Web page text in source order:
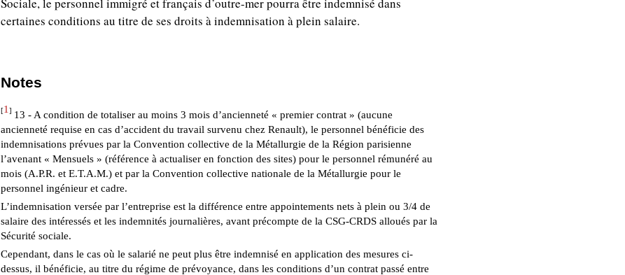
Sociale, le personnel immigré et français d’outre-mer pourra être indemnisé dans
certaines conditions au titre de ses droits à indemnisation à plein salaire.
Notes
[1 ] 13 - A condition de totaliser au moins 3 mois d’ancienneté « premier contrat » (aucune
ancienneté requise en cas d’accident du travail survenu chez Renault), le personnel bénéficie des
indemnisations prévues par la Convention collective de la Métallurgie de la Région parisienne
l’avenant « Mensuels » (référence à actualiser en fonction des sites) pour le personnel rémunéré au
mois (A.P.R. et E.T.A.M.) et par la Convention collective nationale de la Métallurgie pour le
personnel ingénieur et cadre.
L’indemnisation versée par l’entreprise est la différence entre appointements nets à plein ou 3/4 de
salaire des intéressés et les indemnités journalières, avant précompte de la CSG-CRDS alloués par la
Sécurité sociale.
Cependant, dans le cas où le salarié ne peut plus être indemnisé en application des mesures ci-
dessus, il bénéficie, au titre du régime de prévoyance, dans les conditions d’un contrat passé entre